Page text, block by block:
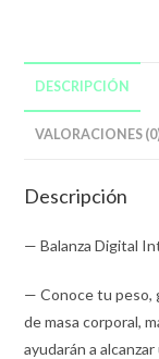
DESCRIPCIÓN
VALORACIONES
Descripción
— Balanza Digital
— Conoce tu peso,
de masa corporal,
ayudarán a